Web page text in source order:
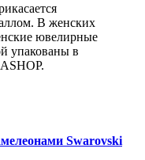
В женских
ювелирные
упакованы в
Swarovski